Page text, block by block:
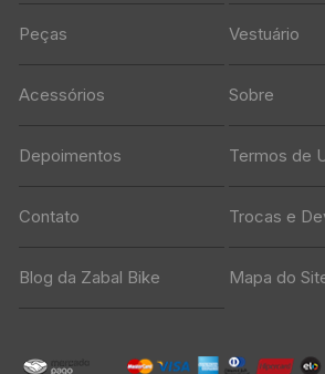
Peças Vestuário
Acessórios Sobre
Depoimentos Termos de
Contato Trocas e
Blog da Zabal Bike Mapa do